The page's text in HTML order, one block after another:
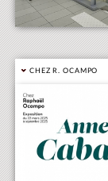
CHEZ R. OCAMPO